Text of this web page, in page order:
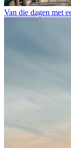
Van die dagen met